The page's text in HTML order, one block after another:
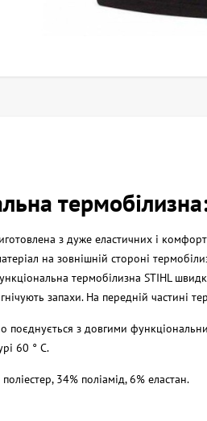
з дуже еластичних і
на зовнішній стороні
термобілизна STIHL
запахи. На передній частині
поєднується з довгими
60 ° C.
34% поліамід, 6% еластан.